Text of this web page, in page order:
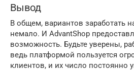
Вывод
В общем, вариантов заработать
немало. И AdvantShop
возможность. Будьте уверены,
ведь платформой пользуется
клиентов, и их число постоянно